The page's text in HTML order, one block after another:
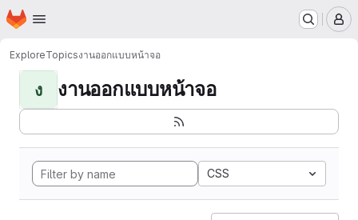
Skip to main content
Homepage
ExploreTopicsงานออกแบบหน้าจอ
ง งานออกแบบหน้าจอ
CSS